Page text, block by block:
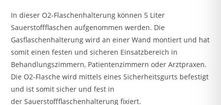
In dieser O2-Flaschenhalterung können 5 Liter
Sauerstoffflaschen aufgenommen werden. Die
Gasflaschenhalterung wird an einer Wand montiert und hat
somit einen festen und sicheren Einsatzbereich in
Behandlungszimmern, Patientenzimmern oder Arztpraxen.
Die O2-Flasche wird mittels eines Sicherheitsgurts befestigt
und ist somit sicher und fest in
der Sauerstoffflaschenhalterung fixiert.